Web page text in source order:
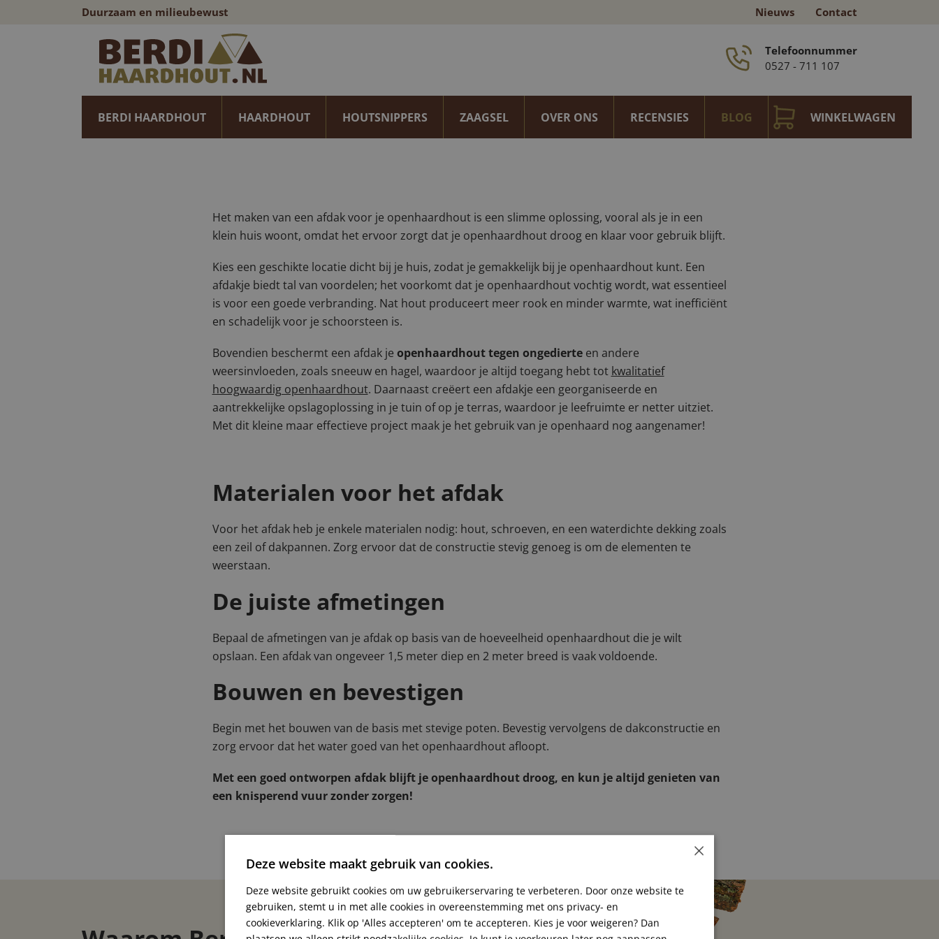
Duurzaam en milieubewust Nieuws Contact
Telefoonnummer
0527 - 711 107
BERDI HAARDHOUT HAARDHOUT HOUTSNIPPERS ZAAGSEL OVER ONS RECENSIES BLOG WINKELWAGEN
Waarom een afdakje handig kan zijn
Het maken van een afdak voor je openhaardhout is een slimme oplossing, vooral als je in een
klein huis woont, omdat het ervoor zorgt dat je openhaardhout droog en klaar voor gebruik blijft.
Kies een geschikte locatie dicht bij je huis, zodat je gemakkelijk bij je openhaardhout kunt. Een
afdakje biedt tal van voordelen; het voorkomt dat je openhaardhout vochtig wordt, wat essentieel
is voor een goede verbranding. Nat hout produceert meer rook en minder warmte, wat inefficiënt
en schadelijk voor je schoorsteen is.
Bovendien beschermt een afdak je openhaardhout tegen ongedierteen andere
weersinvloeden, zoals sneeuw en hagel, waardoor je altijd toegang hebt tot kwalitatief
hoogwaardig openhaardhout. Daarnaast creëert een afdakje een georganiseerde en
aantrekkelijke opslagoplossing in je tuin of op je terras, waardoor je leefruimte er netter uitziet.
Met dit kleine maar effectieve project maak je het gebruik van je openhaard nog aangenamer!
Materialen voor het afdak
Voor het afdak heb je enkele materialen nodig: hout, schroeven, en een waterdichte dekking zoals
een zeil of dakpannen. Zorg ervoor dat de constructie stevig genoeg is om de elementen te
weerstaan.
De juiste afmetingen
Bepaal de afmetingen van je afdak op basis van de hoeveelheid openhaardhout die je wilt
opslaan. Een afdak van ongeveer 1,5 meter diep en 2 meter breed is vaak voldoende.
Bouwen en bevestigen
Begin met het bouwen van de basis met stevige poten. Bevestig vervolgens de dakconstructie en
zorg ervoor dat het water goed van het openhaardhout afloopt.
Met een goed ontworpen afdak blijft je openhaardhout droog, en kun je altijd genieten van
een knisperend vuur zonder zorgen!
×
Deze website maakt gebruik van cookies.
Deze website gebruikt cookies om uw gebruikerservaring te verbeteren. Door onze website te
gebruiken, stemt u in met alle cookies in overeenstemming met ons privacy- en
cookieverklaring. Klik op 'Alles accepteren' om te accepteren. Kies je voor weigeren? Dan